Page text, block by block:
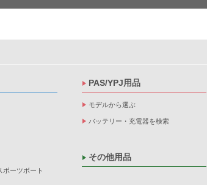
ポーツボート
PAS/YPJ用品
モデルから選ぶ
バッテリー・充電器を検索
その他用品